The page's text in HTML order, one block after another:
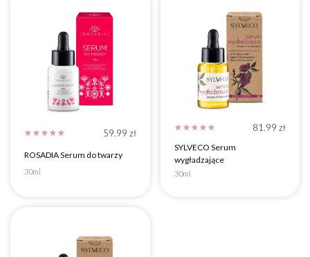
☆ ☆ ☆ ☆ ☆ 59.99 zł
ROSADIA Serum do twarzy
30ml
☆ ☆ ☆ ☆ ☆ 81.99 zł
SYLVECO Serum
wygładzające
30ml